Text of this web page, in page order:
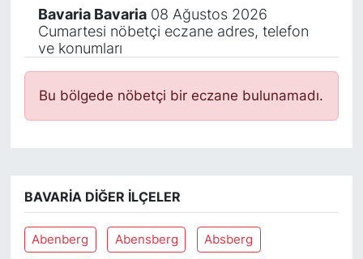
Bavaria Bavaria08 Ağustos 2026
Cumartesi nöbetçi eczane adres, telefon
ve konumları
Bu bölgede nöbetçi bir eczane bulunamadı.
BAVARIA DIĞER İLÇELER
Abenberg Abensberg Absberg